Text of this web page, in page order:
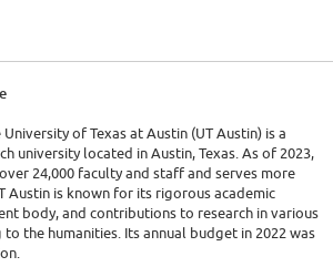
University of Texas at Austin (UT Austin) is a
university located in Austin, Texas. As of 2023,
24,000 faculty and staff and serves more
Austin is known for its rigorous academic
body, and contributions to research in various
the humanities. Its annual budget in 2022 was